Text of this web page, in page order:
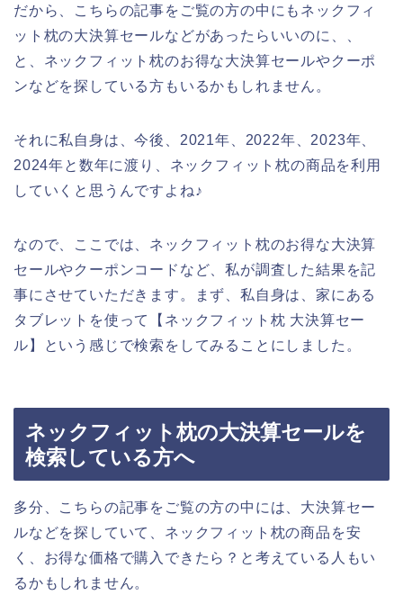
だから、こちらの記事をご覧の方の中にもネックフィ
ット枕の大決算セールなどがあったらいいのに、、
と、ネックフィット枕のお得な大決算セールやクーポ
ンなどを探している方もいるかもしれません。
それに私自身は、今後、2021年、2022年、2023年、
2024年と数年に渡り、ネックフィット枕の商品を利用
していくと思うんですよね♪
なので、ここでは、ネックフィット枕のお得な大決算
セールやクーポンコードなど、私が調査した結果を記
事にさせていただきます。まず、私自身は、家にある
タブレットを使って【ネックフィット枕 大決算セー
ル】という感じで検索をしてみることにしました。
ネックフィット枕の大決算セールを
検索している方へ
多分、こちらの記事をご覧の方の中には、大決算セー
ルなどを探していて、ネックフィット枕の商品を安
く、お得な価格で購入できたら？と考えている人もい
るかもしれません。